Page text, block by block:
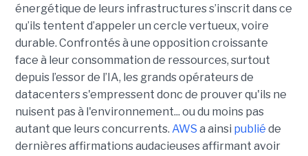
énergétique de leurs infrastructures s’inscrit dans ce
qu’ils tentent d’appeler un cercle vertueux, voire
durable. Confrontés à une opposition croissante
face à leur consommation de ressources, surtout
depuis l’essor de l’IA, les grands opérateurs de
datacenters s'empressent donc de prouver qu'ils ne
nuisent pas à l'environnement... ou du moins pas
autant que leurs concurrents. AWS a ainsi publié de
dernières affirmations audacieuses affirmant avoir